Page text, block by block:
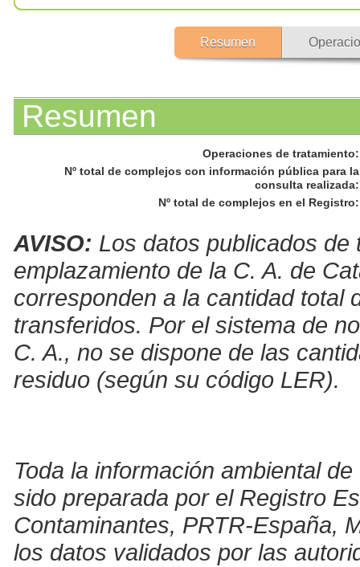
Resumen
Resumen
Operaciones de tratamiento:
Nº total de complejos con información pública para la
consulta realizada:
Nº total de complejos en el Registro:
AVISO: Los datos publicados
emplazamiento de la C. A. de
corresponden a la cantidad total
transferidos. Por el sistema de
C. A., no se dispone de las
residuo (según su código LER).
Toda la información ambiental
sido preparada por el Registro
Contaminantes, PRTR-España,
los datos validados por las